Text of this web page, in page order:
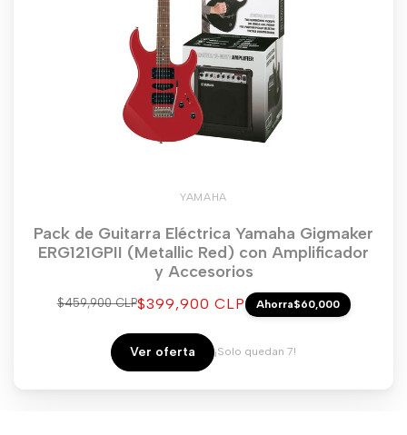
YAMAHA
Pack de Guitarra Eléctrica Yamaha Gigmaker
ERG121GPII (Metallic Red) con Amplificador
y Accesorios
Precio
$459,900 CLPPrecio
venta
$399,900 CLP Ahorra$60,000
Ver oferta ¡Solo quedan 7!